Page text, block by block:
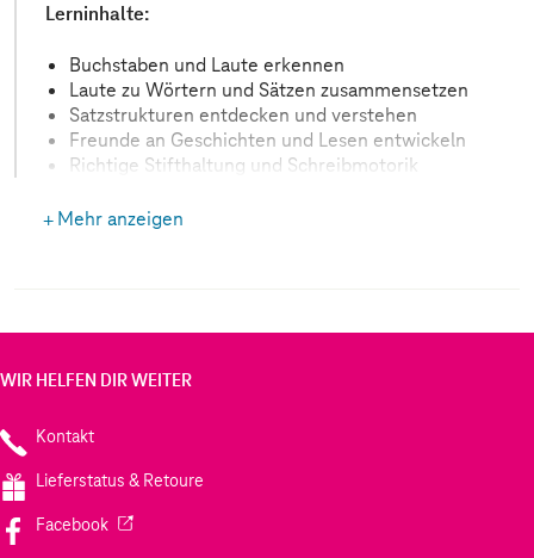
Lerninhalte:
Buchstaben und Laute erkennen
Laute zu Wörtern und Sätzen zusammensetzen
Satzstrukturen entdecken und verstehen
Freunde an Geschichten und Lesen entwickeln
Richtige Stifthaltung und Schreibmotorik
Mehr anzeigen
WIR HELFEN DIR WEITER
Kontakt
Lieferstatus & Retoure
Facebook(Wird in einem neuen Tab geöffnet)